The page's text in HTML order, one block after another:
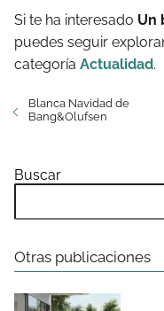
Si te ha interesado Un
puedes seguir
categoría Actualidad.
Blanca Navidad de
Bang&Olufsen
Buscar
Otras publicaciones